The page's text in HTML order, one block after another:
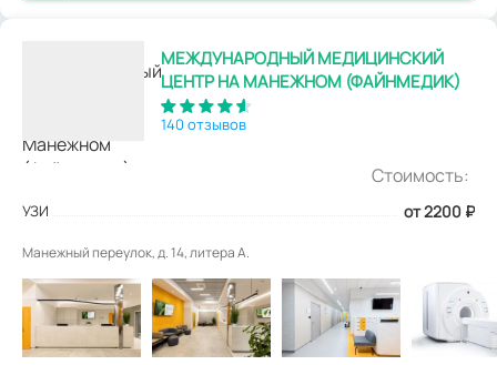
МЕЖДУНАРОДНЫЙ МЕДИЦИНСКИЙ
ЦЕНТР НА МАНЕЖНОМ (ФАЙНМЕДИК)
140 отзывов
Стоимость:
УЗИ от 2200 ₽
Манежный переулок, д. 14, литера А.